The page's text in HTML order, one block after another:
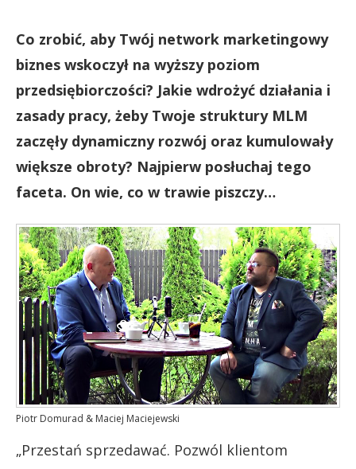
Co zrobić, aby Twój network marketingowy
biznes wskoczył na wyższy poziom
przedsiębiorczości? Jakie wdrożyć działania i
zasady pracy, żeby Twoje struktury MLM
zaczęły dynamiczny rozwój oraz kumulowały
większe obroty? Najpierw posłuchaj tego
faceta. On wie, co w trawie piszczy…
Piotr Domurad & Maciej Maciejewski
„Przestań sprzedawać. Pozwól klientom